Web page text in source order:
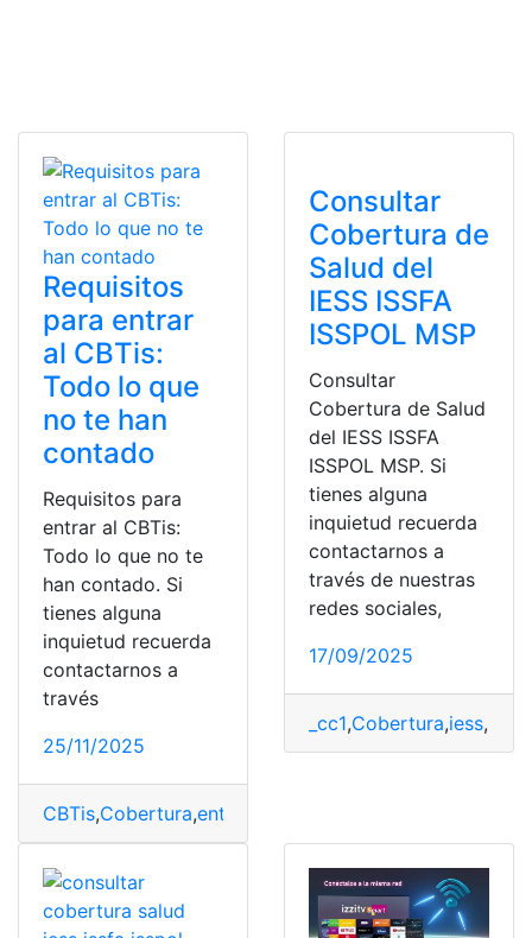
Requisitos
para entrar
al CBTis:
Todo lo que
no te han
contado
Requisitos para
entrar al CBTis:
Todo lo que no te
han contado. Si
tienes alguna
inquietud recuerda
contactarnos a
través
25/11/2025
CBTis,Cobertura,entrar
Consultar
Cobertura de
Salud del
IESS ISSFA
ISSPOL MSP
Consultar
Cobertura de Salud
del IESS ISSFA
ISSPOL MSP. Si
tienes alguna
inquietud recuerda
contactarnos a
través de nuestras
redes sociales,
17/09/2025
_cc1,Cobertura,iess,